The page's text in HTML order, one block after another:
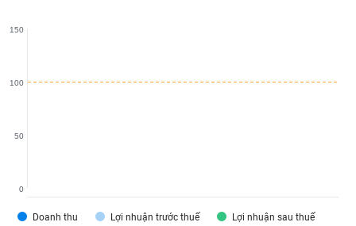
Doanh thu Lợi nhuận trước thuế Lợi nhuận sau thuế
0
50
100
150
đầu
thông
chính